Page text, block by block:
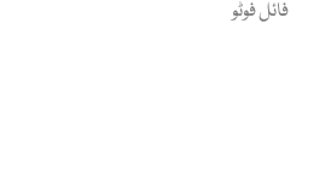
فائل فوٹو